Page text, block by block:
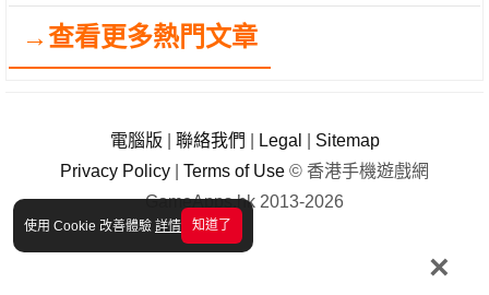
使用 Cookie 改善體驗 詳情 知道了
×
→查看更多熱門文章
電腦版 聯絡我們 Legal
Sitemap
Privacy Policy
Terms of Use © 香港手機遊戲網
GameApps.hk 2013-2026